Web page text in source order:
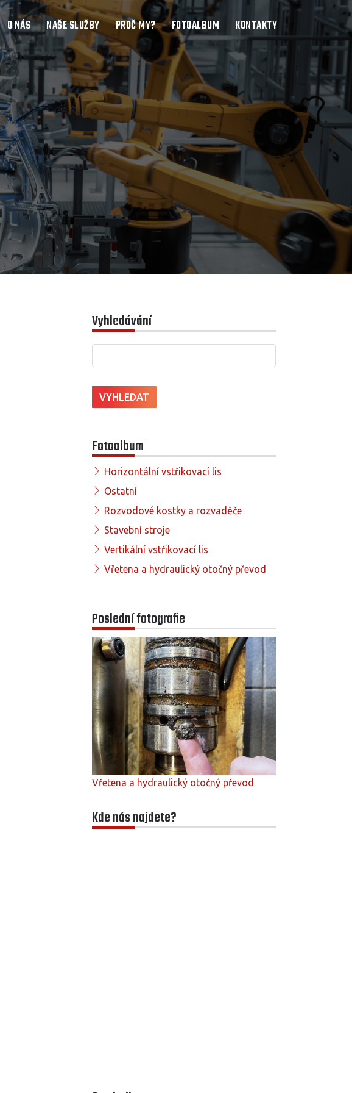
O NÁS NAŠE SLUŽBY PROČ MY? FOTOALBUM KONTAKTY
Vyhledávání
Fotoalbum
Horizontální vstřikovací lis
Ostatní
Rozvodové kostky a rozvaděče
Stavební stroje
Vertikální vstřikovací lis
Vřetena a hydraulický otočný převod
Poslední fotografie
Vřetena a hydraulický otočný převod
Kde nás najdete?